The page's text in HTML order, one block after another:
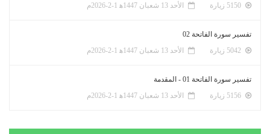
الأحد 13 شعبان 1447ﻫ 1-2-2026م
تفسير سورة الفاتحة 02
الأحد 13 شعبان 1447ﻫ 1-2-2026م
تفسير سورة الفاتحة 01 - المقدمة
الأحد 13 شعبان 1447ﻫ 1-2-2026م